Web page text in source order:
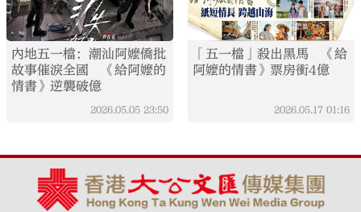
內地五一檔：潮汕阿嬤僑批
故事催淚全國 《給阿嬤的
情書》逆襲破億
2026.05.05 23:50
「五一檔」殺出黑馬 《給
阿嬤的情書》票房衝4億
2026.05.17 01:16